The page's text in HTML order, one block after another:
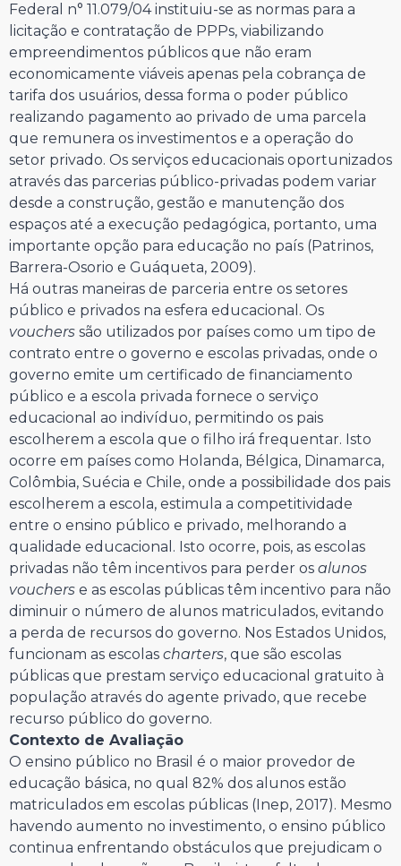
Federal n° 11.079/04 instituiu-se as normas para a
licitação e contratação de PPPs, viabilizando
empreendimentos públicos que não eram
economicamente viáveis apenas pela cobrança de
tarifa dos usuários, dessa forma o poder público
realizando pagamento ao privado de uma parcela
que remunera os investimentos e a operação do
setor privado. Os serviços educacionais oportunizados
através das parcerias público-privadas podem variar
desde a construção, gestão e manutenção dos
espaços até a execução pedagógica, portanto, uma
importante opção para educação no país (Patrinos,
Barrera-Osorio e Guáqueta, 2009).
Há outras maneiras de parceria entre os setores
público e privados na esfera educacional. Os
vouchers são utilizados por países como um tipo de
contrato entre o governo e escolas privadas, onde o
governo emite um certificado de financiamento
público e a escola privada fornece o serviço
educacional ao indivíduo, permitindo os pais
escolherem a escola que o filho irá frequentar. Isto
ocorre em países como Holanda, Bélgica, Dinamarca,
Colômbia, Suécia e Chile, onde a possibilidade dos pais
escolherem a escola, estimula a competitividade
entre o ensino público e privado, melhorando a
qualidade educacional. Isto ocorre, pois, as escolas
privadas não têm incentivos para perder os alunos
vouchers e as escolas públicas têm incentivo para não
diminuir o número de alunos matriculados, evitando
a perda de recursos do governo. Nos Estados Unidos,
funcionam as escolas charters, que são escolas
públicas que prestam serviço educacional gratuito à
população através do agente privado, que recebe
recurso público do governo.
Contexto de Avaliação
O ensino público no Brasil é o maior provedor de
educação básica, no qual 82% dos alunos estão
matriculados em escolas públicas (Inep, 2017). Mesmo
havendo aumento no investimento, o ensino público
continua enfrentando obstáculos que prejudicam o